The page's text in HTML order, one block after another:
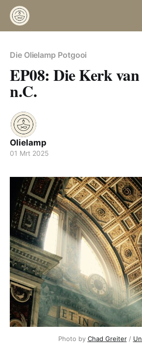
Die Olielamp Potgooi
EP08: Die Kerk van
n.C.
Olielamp
01 Mrt 2025
Photo by Chad Greiter /